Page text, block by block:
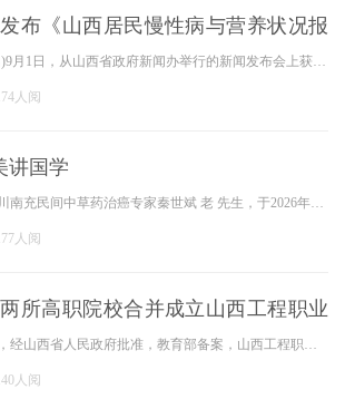
布《山西居民慢性病与营养状况报
黄河新闻网快讯(刘亚男)9月1日，从山西省政府新闻办举行的新闻发布会上获悉，全省首次公开发布《山西省居民慢性病与营养状况报告(2020)》。 今天(9月1日)是第14个全国健康生活方式
人阅
讲国学
本台记者快讯：中国四川南充民间中草药治癌专家秦世斌 老 先生，于2026年2月6日，接受美国安德森癌症治疗中心的恳切邀请，前往该院进行学术交流。讲授我国中医中药防癌治癌的先
人阅
所高职院校合并成立山西工程职业
近日，从省教育厅获悉，经山西省人民政府批准，教育部备案，山西工程职业学院正式揭牌成立。学院由山西工程职业技术学院和山西煤炭职业技术学院合并而成。 据介绍，两校合并后
人阅